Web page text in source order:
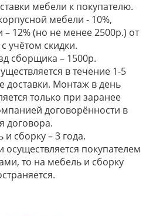
мебели к покупателю.
мебели - 10%,
12% (но не менее 2500р.) от
учётом скидки.
сборщика – 1500р.
в течение 1-5
доставки. Монтаж в день
только при заранее
договорённости в
договора.
сборку – 3 года.
осуществляется покупателем
то на мебель и сборку